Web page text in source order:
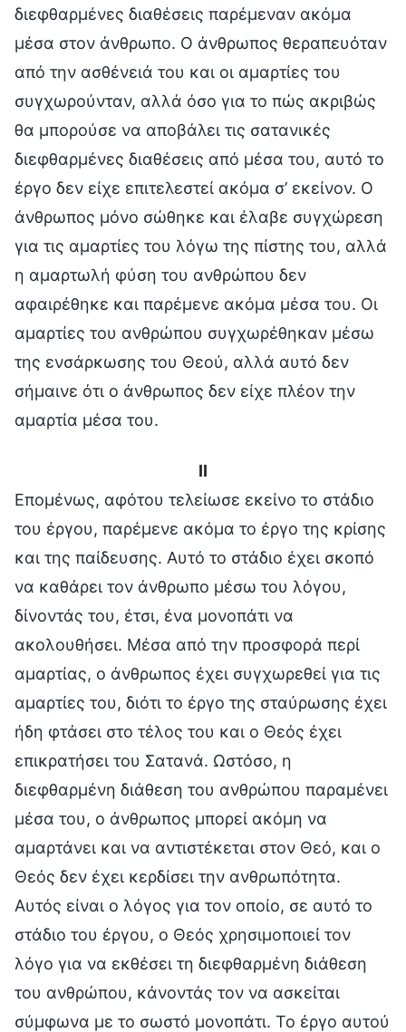
διεφθαρμένες διαθέσεις παρέμεναν ακόμα
μέσα στον άνθρωπο. Ο άνθρωπος θεραπευόταν
από την ασθένειά του και οι αμαρτίες του
συγχωρούνταν, αλλά όσο για το πώς ακριβώς
θα μπορούσε να αποβάλει τις σατανικές
διεφθαρμένες διαθέσεις από μέσα του, αυτό το
έργο δεν είχε επιτελεστεί ακόμα σ’ εκείνον. Ο
άνθρωπος μόνο σώθηκε και έλαβε συγχώρεση
για τις αμαρτίες του λόγω της πίστης του, αλλά
η αμαρτωλή φύση του ανθρώπου δεν
αφαιρέθηκε και παρέμενε ακόμα μέσα του. Οι
αμαρτίες του ανθρώπου συγχωρέθηκαν μέσω
της ενσάρκωσης του Θεού, αλλά αυτό δεν
σήμαινε ότι ο άνθρωπος δεν είχε πλέον την
αμαρτία μέσα του.
II
Επομένως, αφότου τελείωσε εκείνο το στάδιο
του έργου, παρέμενε ακόμα το έργο της κρίσης
και της παίδευσης. Αυτό το στάδιο έχει σκοπό
να καθάρει τον άνθρωπο μέσω του λόγου,
δίνοντάς του, έτσι, ένα μονοπάτι να
ακολουθήσει. Μέσα από την προσφορά περί
αμαρτίας, ο άνθρωπος έχει συγχωρεθεί για τις
αμαρτίες του, διότι το έργο της σταύρωσης έχει
ήδη φτάσει στο τέλος του και ο Θεός έχει
επικρατήσει του Σατανά. Ωστόσο, η
διεφθαρμένη διάθεση του ανθρώπου παραμένει
μέσα του, ο άνθρωπος μπορεί ακόμη να
αμαρτάνει και να αντιστέκεται στον Θεό, και ο
Θεός δεν έχει κερδίσει την ανθρωπότητα.
Αυτός είναι ο λόγος για τον οποίο, σε αυτό το
στάδιο του έργου, ο Θεός χρησιμοποιεί τον
λόγο για να εκθέσει τη διεφθαρμένη διάθεση
του ανθρώπου, κάνοντάς τον να ασκείται
σύμφωνα με το σωστό μονοπάτι. Το έργο αυτού